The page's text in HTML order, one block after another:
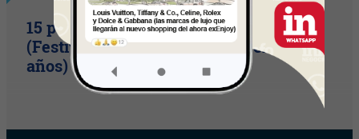
15 primaveras tienes que cumplir
(Festival Música de la Tierra celebra 15
años)